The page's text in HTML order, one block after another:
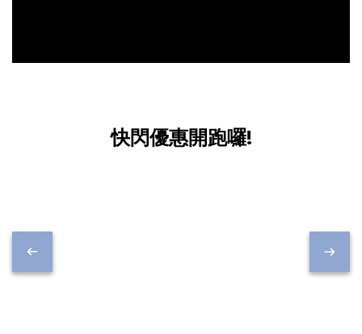
快閃優惠開跑囉!